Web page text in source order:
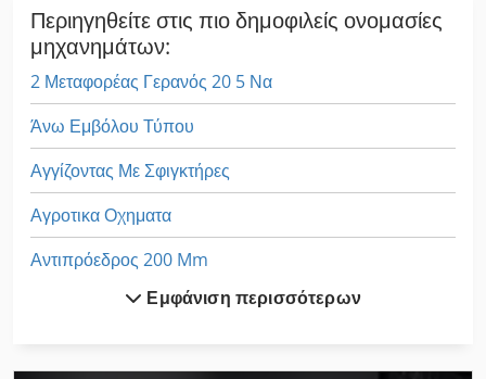
Περιηγηθείτε στις πιο δημοφιλείς ονομασίες
μηχανημάτων:
2 Μεταφορέας Γερανός 20 5 Να
Άνω Εμβόλου Τύπου
Αγγίζοντας Με Σφιγκτήρες
Αγροτικα Οχηματα
Αντιπρόεδρος 200 Mm
Βραχίονα Του Γερανού Για Περονοφόρα Οχήματα
Εμφάνιση περισσότερων